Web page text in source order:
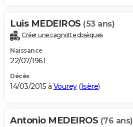
Luis MEDEIROS (53 ans)
Créer une cagnotte obsèques
Naissance
22/07/1961
Décès
14/03/2015 à Vourey(Isère)
Antonio MEDEIROS (76 ans)